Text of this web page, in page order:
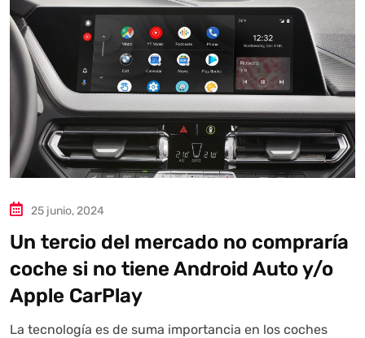
25 junio, 2024
Un tercio del mercado no compraría
coche si no tiene Android Auto y/o
Apple CarPlay
La tecnología es de suma importancia en los coches